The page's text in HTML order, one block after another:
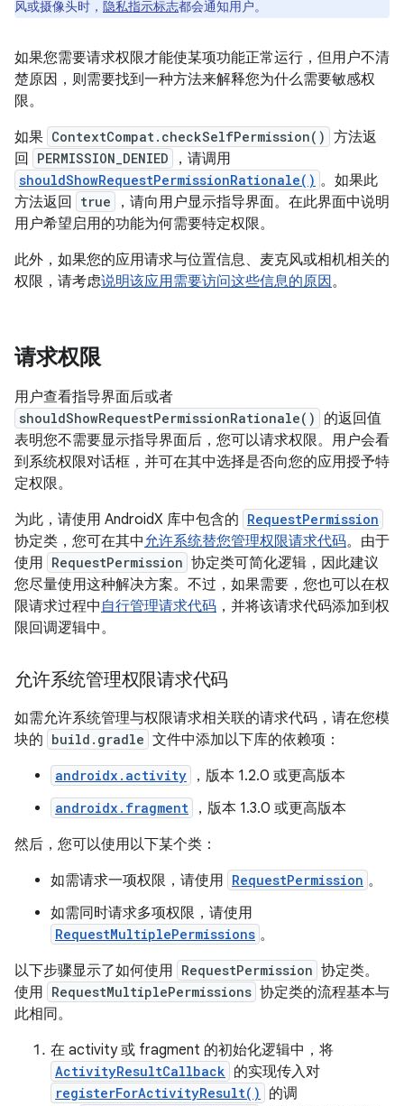
风或摄像头时， 隐私指示标志都会通知用户。
如果您需要请求权限才能使某项功能正常运行，但用户不清
楚原因，则需要找到一种方法来解释您为什么需要敏感权
限。
如果 ContextCompat.checkSelfPermission() 方法返
回
PERMISSION_DENIED ，请调用
shouldShowRequestPermissionRationale() 。如果此
方法返回
true
，请向用户显示指导界面。在此界面中说明
用户希望启用的功能为何需要特定权限。
此外，如果您的应用请求与位置信息、麦克风或相机相关的
权限，请考虑说明该应用需要访问这些信息的原因 。
请求权限
用户查看指导界面后或者
shouldShowRequestPermissionRationale()
的返回值
表明您不需要显示指导界面后，您可以请求权限。用户会看
到系统权限对话框，并可在其中选择是否向您的应用授予特
定权限。
为此，请使用 AndroidX 库中包含的 RequestPermission
协定类，您可在其中允许系统替您管理权限请求代码。由于
使用 RequestPermission 协定类可简化逻辑，因此建议
您尽量使用这种解决方案。不过，如果需要，您也可以在权
限请求过程中 自行管理请求代码 ，并将该请求代码添加到权
限回调逻辑中。
允许系统管理权限请求代码
如需允许系统管理与权限请求相关联的请求代码，请在您模
块的 build.gradle 文件中添加以下库的依赖项：
androidx.activity ，版本 1.2.0 或更高版本
androidx.fragment
，版本 1.3.0 或更高版本
然后，您可以使用以下某个类：
如需请求一项权限，请使用 RequestPermission 。
如需同时请求多项权限，请使用
RequestMultiplePermissions 。
以下步骤显示了如何使用 RequestPermission 协定类。
使用 RequestMultiplePermissions 协定类的流程基本与
此相同。
在 activity 或 fragment 的初始化逻辑中，将
ActivityResultCallback 的实现传入对
registerForActivityResult()
的调